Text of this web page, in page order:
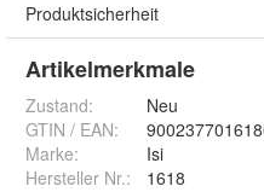
Produktsicherheit
Artikelmerkmale
Zustand:
Neu
GTIN / EAN:
Marke:
Isi
Hersteller Nr.:
1618